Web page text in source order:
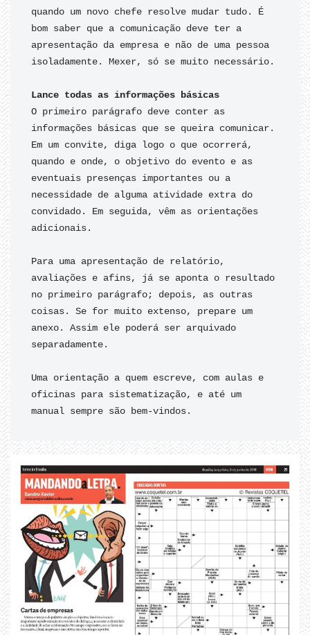
quando um novo chefe resolve mudar tudo. É
bom saber que a comunicação deve ter a
apresentação da empresa e não de uma pessoa
isoladamente. Mexer, só se muito necessário.
O primeiro parágrafo deve conter as
informações básicas que se queira comunicar.
Em um convite, diga logo o que ocorrerá,
quando e onde, o objetivo do evento e as
eventuais presenças importantes ou a
necessidade de alguma atividade extra do
convidado. Em seguida, vêm as orientações
adicionais.
Para uma apresentação de relatório,
avaliações e afins, já se aponta o resultado
no primeiro parágrafo; depois, as outras
coisas. Se for muito extenso, prepare um
anexo. Assim ele poderá ser arquivado
separadamente.
Uma orientação a quem escreve, com aulas e
oficinas para sistematização, e até um